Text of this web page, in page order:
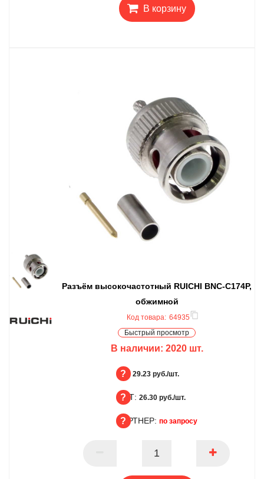
В корзину
Разъём высокочастотный RUICHI BNC-C174P,
обжимной
Код товара: 64935
Быстрый просмотр
В наличии: 2020шт.
БЦ: 29.23 руб./шт.
ОПТ: 26.30 руб./шт.
ПАРТНЕР: по запросу